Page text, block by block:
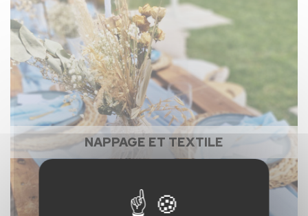
NAPPAGE ET TEXTILE